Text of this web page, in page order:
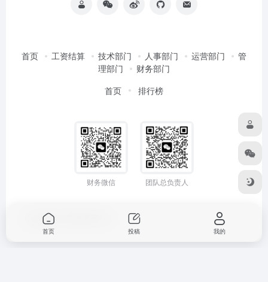
首页 工资结算 技术部门 人事部门 运营部门
管
理部门
财务部门
首页
排行榜
财务微信 团队总负责人
Copyright © 2026
首页 投稿 我的